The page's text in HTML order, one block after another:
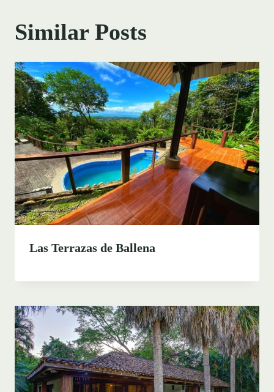
Similar Posts
Las Terrazas de Ballena